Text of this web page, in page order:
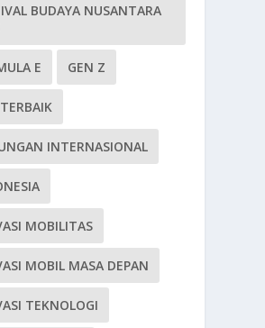
BUDAYA NUSANTARA
E GEN Z
INTERNASIONAL
MOBILITAS
MOBIL MASA DEPAN
TEKNOLOGI